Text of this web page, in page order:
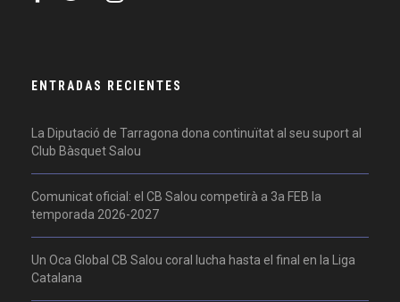
ENTRADAS RECIENTES
La Diputació de Tarragona dona continuïtat al seu suport al
Club Bàsquet Salou
Comunicat oficial: el CB Salou competirà a 3a FEB la
temporada 2026-2027
Un Oca Global CB Salou coral lucha hasta el final en la Liga
Catalana